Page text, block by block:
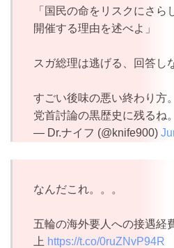
「国民の命をリスクにさら
開催する理由を述べよ」
スガ総理は逃げる、回答し
すごい後味の悪い終わり方。
党首討論の黒歴史に残るね。
— Dr.ナイフ (@knife900)
なんだこれ。。。
五輪の海外要人への接遇
上 https://t.co/0ruZNvP94R